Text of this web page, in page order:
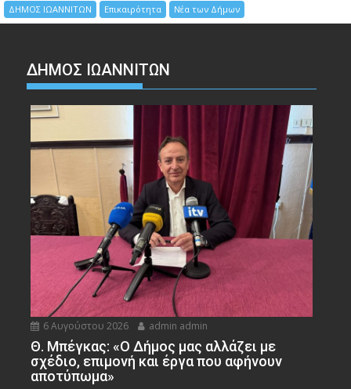
ΔΗΜΟΣ ΙΩΑΝΝΙΤΩΝ Επικαιρότητα Νέα των Δήμων
ΔΗΜΟΣ ΙΩΑΝΝΙΤΩΝ
6 Αυγούστου 2026 admin admin
Θ. Μπέγκας: «Ο Δήμος μας αλλάζει με
σχέδιο, επιμονή και έργα που αφήνουν
αποτύπωμα»